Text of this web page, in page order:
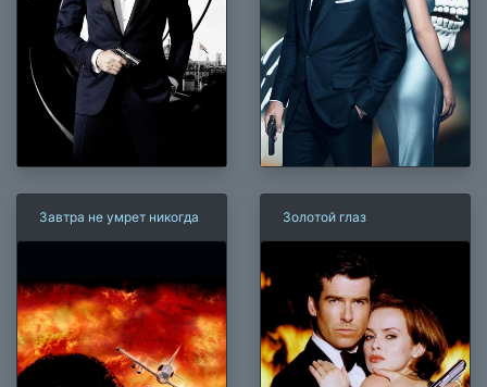
Завтра не умрет никогда Золотой глаз